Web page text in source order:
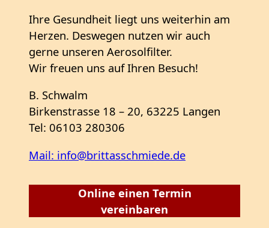
Ihre Gesundheit liegt uns weiterhin am
Herzen. Deswegen nutzen wir auch
gerne unseren Aerosolfilter.
Wir freuen uns auf Ihren Besuch!
B. Schwalm
Birkenstrasse 18 – 20, 63225 Langen
Tel: 06103 280306
Mail: info@brittasschmiede.de
Online einen Termin
vereinbaren